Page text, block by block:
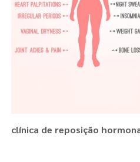
clínica de reposição